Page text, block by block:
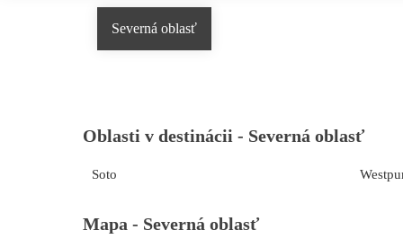
Severná oblasť
Oblasti v destinácii - Severná oblasť
Soto
Mapa - Severná oblasť